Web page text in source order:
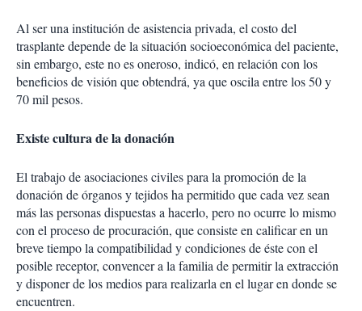
Al ser una institución de asistencia privada, el costo del
trasplante depende de la situación socioeconómica del paciente,
sin embargo, este no es oneroso, indicó, en relación con los
beneficios de visión que obtendrá, ya que oscila entre los 50 y
70 mil pesos.
Existe cultura de la donación
El trabajo de asociaciones civiles para la promoción de la
donación de órganos y tejidos ha permitido que cada vez sean
más las personas dispuestas a hacerlo, pero no ocurre lo mismo
con el proceso de procuración, que consiste en calificar en un
breve tiempo la compatibilidad y condiciones de éste con el
posible receptor, convencer a la familia de permitir la extracción
y disponer de los medios para realizarla en el lugar en donde se
encuentren.